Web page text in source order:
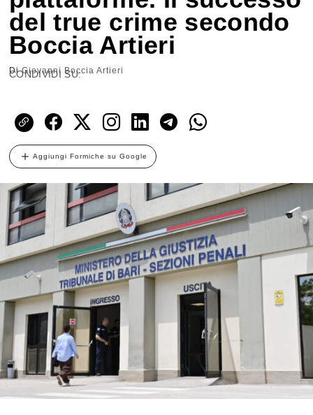
del true crime secondo
Boccia Artieri
DiGiovanni Boccia Artieri
CONDIVIDI SU:
Aggiungi Formiche su Google